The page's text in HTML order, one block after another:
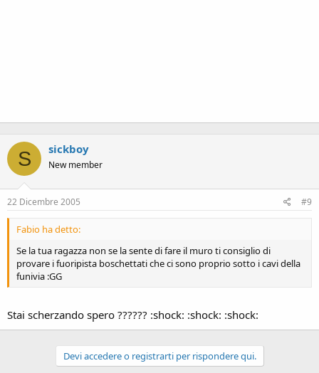
S sickboy
New member
22 Dicembre 2005 #9
Fabio ha detto:
Se la tua ragazza non se la sente di fare il muro ti consiglio di
provare i fuoripista boschettati che ci sono proprio sotto i cavi della
funivia :GG
Stai scherzando spero ?????? :shock: :shock: :shock:
Devi accedere o registrarti per rispondere qui.